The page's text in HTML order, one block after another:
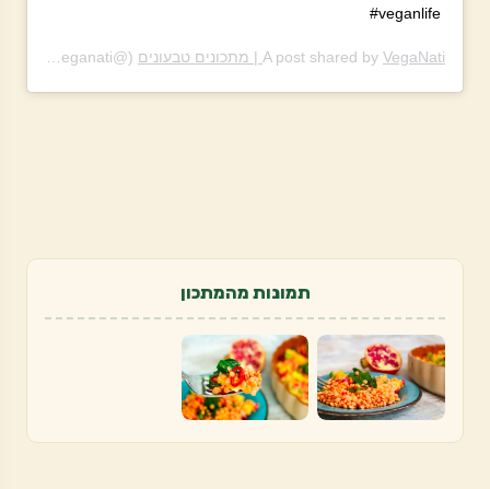
#veganlife
A post shared by VegaNati | מתכונים טבעונים (@theveganati) on
תמונות מהמתכון